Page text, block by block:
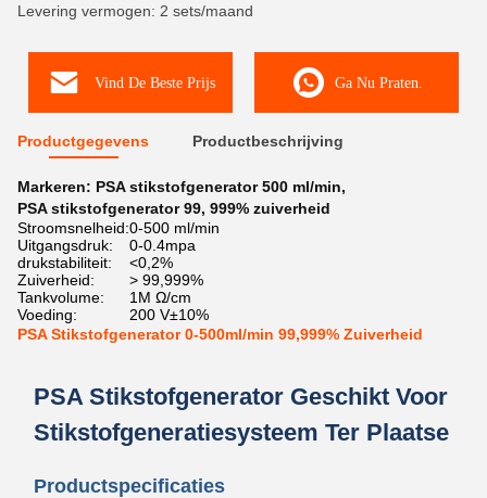
Levering vermogen: 2 sets/maand
Vind De Beste Prijs Ga Nu Praten.
Productgegevens Productbeschrijving
Markeren: PSA stikstofgenerator 500 ml/min,
PSA stikstofgenerator 99, 999% zuiverheid
Stroomsnelheid:0-500 ml/min
Uitgangsdruk:
0-0.4mpa
drukstabiliteit:
<0,2%
Zuiverheid:
> 99,999%
Tankvolume:
1M Ω/cm
Voeding:
200 V±10%
PSA Stikstofgenerator 0-500ml/min 99,999% Zuiverheid
PSA Stikstofgenerator Geschikt Voor
Stikstofgeneratiesysteem Ter Plaatse
Productspecificaties